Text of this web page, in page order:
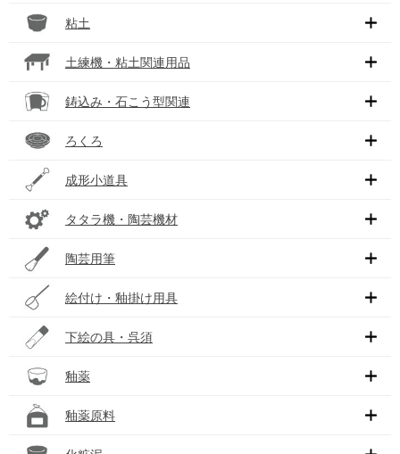
粘土
土練機・粘土関連用品
鋳込み・石こう型関連
ろくろ
成形小道具
タタラ機・陶芸機材
陶芸用筆
絵付け・釉掛け用具
下絵の具・呉須
釉薬
釉薬原料